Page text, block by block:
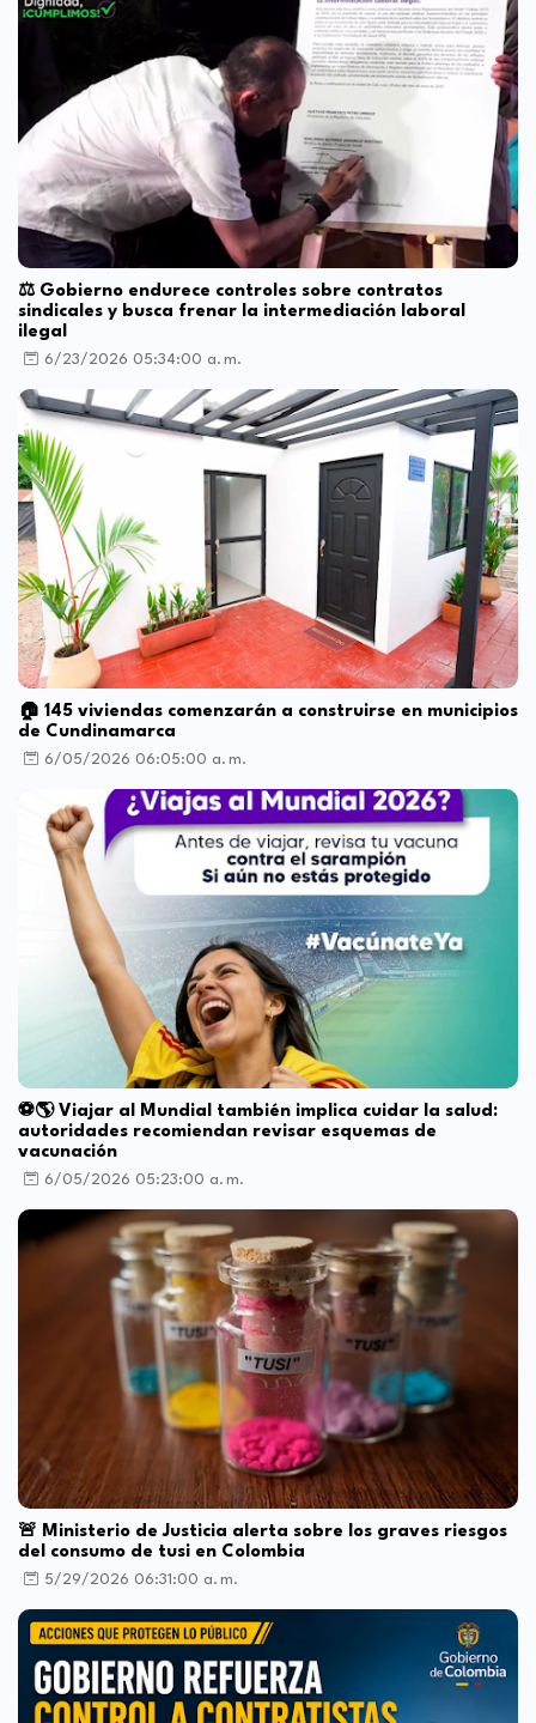
⚖️ Gobierno endurece controles sobre contratos
sindicales y busca frenar la intermediación laboral
ilegal
6/23/2026 05:34:00 a. m.
🏠 145 viviendas comenzarán a construirse en municipios
de Cundinamarca
6/05/2026 06:05:00 a. m.
⚽🌎 Viajar al Mundial también implica cuidar la salud:
autoridades recomiendan revisar esquemas de
vacunación
6/05/2026 05:23:00 a. m.
🚨 Ministerio de Justicia alerta sobre los graves riesgos
del consumo de tusi en Colombia
5/29/2026 06:31:00 a. m.